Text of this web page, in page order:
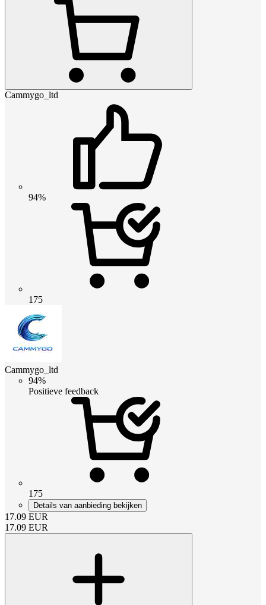
Cammygo_ltd
94%
175
Cammygo_ltd
94%
Positieve feedback
175
Details van aanbieding bekijken
17.09 EUR
17.09 EUR